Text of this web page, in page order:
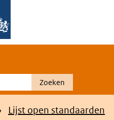
Zoeken
Lijst open standaarden